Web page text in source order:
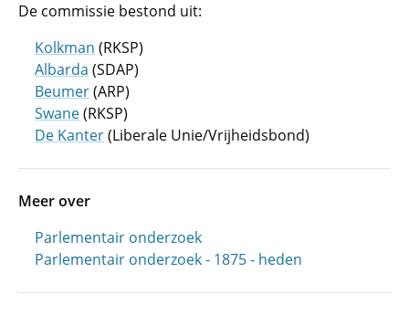
De commissie bestond uit:
Kolkman (RKSP)
Albarda (SDAP)
Beumer(ARP)
Swane(RKSP)
De Kanter(Liberale Unie/Vrijheidsbond)
Meer over
Parlementair onderzoek
Parlementair onderzoek - 1875 - heden